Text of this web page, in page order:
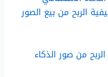
الربح من بيع الصور
من صور الذكاء